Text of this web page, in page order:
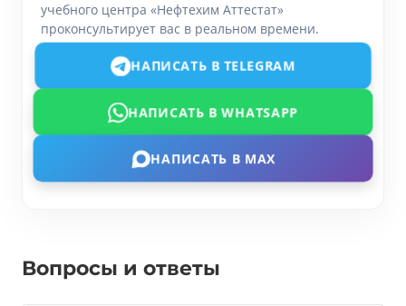
учебного центра «Нефтехим Аттестат»
проконсультирует вас в реальном времени.
НАПИСАТЬ В TELEGRAM
НАПИСАТЬ В WHATSAPP
НАПИСАТЬ В MAX
Вопросы и ответы